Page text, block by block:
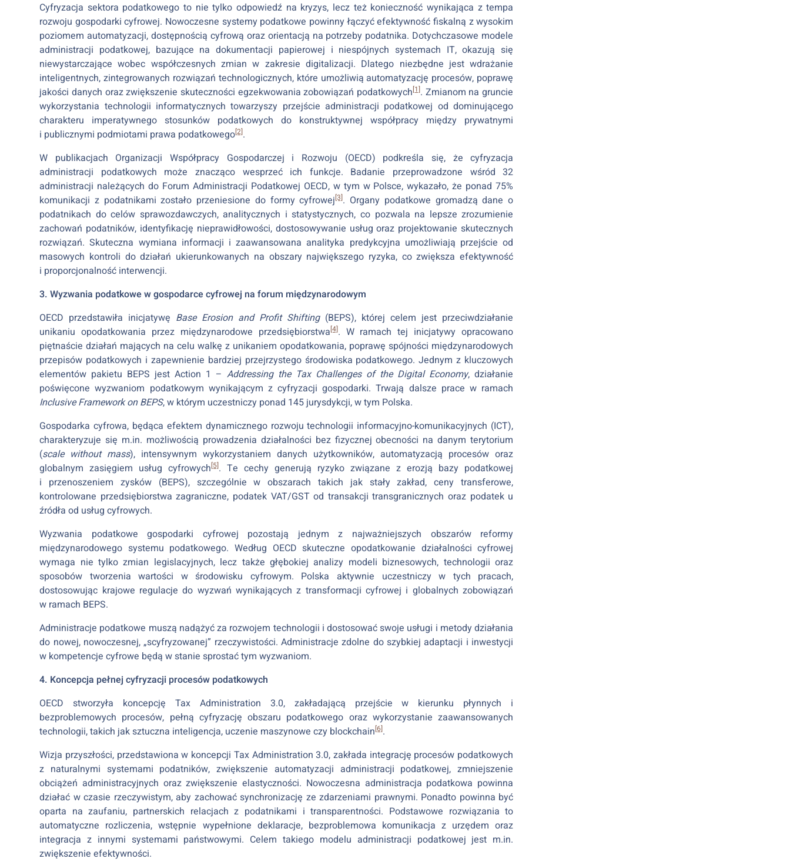
Cyfryzacja sektora podatkowego to nie tylko odpowiedź na kryzys, lecz też konieczność wynikająca z tempa
rozwoju gospodarki cyfrowej. Nowoczesne systemy podatkowe powinny łączyć efektywność fiskalną z wysokim
poziomem automatyzacji, dostępnością cyfrową oraz orientacją na potrzeby podatnika. Dotychczasowe modele
administracji podatkowej, bazujące na dokumentacji papierowej i niespójnych systemach IT, okazują się
niewystarczające wobec współczesnych zmian w zakresie digitalizacji. Dlatego niezbędne jest wdrażanie
inteligentnych, zintegrowanych rozwiązań technologicznych, które umożliwią automatyzację procesów, poprawę
jakości danych oraz zwiększenie skuteczności egzekwowania zobowiązań podatkowych[1]. Zmianom na gruncie
wykorzystania technologii informatycznych towarzyszy przejście administracji podatkowej od dominującego
charakteru imperatywnego stosunków podatkowych do konstruktywnej współpracy między prywatnymi
i publicznymi podmiotami prawa podatkowego[2].
W publikacjach Organizacji Współpracy Gospodarczej i Rozwoju (OECD) podkreśla się, że cyfryzacja
administracji podatkowych może znacząco wesprzeć ich funkcje. Badanie przeprowadzone wśród 32
administracji należących do Forum Administracji Podatkowej OECD, w tym w Polsce, wykazało, że ponad 75%
komunikacji z podatnikami zostało przeniesione do formy cyfrowej[3]. Organy podatkowe gromadzą dane o
podatnikach do celów sprawozdawczych, analitycznych i statystycznych, co pozwala na lepsze zrozumienie
zachowań podatników, identyfikację nieprawidłowości, dostosowywanie usług oraz projektowanie skutecznych
rozwiązań. Skuteczna wymiana informacji i zaawansowana analityka predykcyjna umożliwiają przejście od
masowych kontroli do działań ukierunkowanych na obszary największego ryzyka, co zwiększa efektywność
i proporcjonalność interwencji.
3. Wyzwania podatkowe w gospodarce cyfrowej na forum międzynarodowym
OECD przedstawiła inicjatywę Base Erosion and Profit Shifting(BEPS), której celem jest przeciwdziałanie
unikaniu opodatkowania przez międzynarodowe przedsiębiorstwa[4]. W ramach tej inicjatywy opracowano
piętnaście działań mających na celu walkę z unikaniem opodatkowania, poprawę spójności międzynarodowych
przepisów podatkowych i zapewnienie bardziej przejrzystego środowiska podatkowego. Jednym z kluczowych
elementów pakietu BEPS jest Action 1 –Addressing the Tax Challenges of the Digital Economy, działanie
poświęcone wyzwaniom podatkowym wynikającym z cyfryzacji gospodarki. Trwają dalsze prace w ramach
Inclusive Framework on BEPS, w którym uczestniczy ponad 145 jurysdykcji, w tym Polska.
Gospodarka cyfrowa, będąca efektem dynamicznego rozwoju technologii informacyjno-komunikacyjnych (ICT),
charakteryzuje się m.in. możliwością prowadzenia działalności bez fizycznej obecności na danym terytorium
(scale without mass), intensywnym wykorzystaniem danych użytkowników, automatyzacją procesów oraz
globalnym zasięgiem usług cyfrowych[5]. Te cechy generują ryzyko związane z erozją bazy podatkowej
i przenoszeniem zysków (BEPS), szczególnie w obszarach takich jak stały zakład, ceny transferowe,
kontrolowane przedsiębiorstwa zagraniczne, podatek VAT/GST od transakcji transgranicznych oraz podatek u
źródła od usług cyfrowych.
Wyzwania podatkowe gospodarki cyfrowej pozostają jednym z najważniejszych obszarów reformy
międzynarodowego systemu podatkowego. Według OECD skuteczne opodatkowanie działalności cyfrowej
wymaga nie tylko zmian legislacyjnych, lecz także głębokiej analizy modeli biznesowych, technologii oraz
sposobów tworzenia wartości w środowisku cyfrowym. Polska aktywnie uczestniczy w tych pracach,
dostosowując krajowe regulacje do wyzwań wynikających z transformacji cyfrowej i globalnych zobowiązań
w ramach BEPS.
Administracje podatkowe muszą nadążyć za rozwojem technologii i dostosować swoje usługi i metody działania
do nowej, nowoczesnej, „scyfryzowanej” rzeczywistości. Administracje zdolne do szybkiej adaptacji i inwestycji
w kompetencje cyfrowe będą w stanie sprostać tym wyzwaniom.
4. Koncepcja pełnej cyfryzacji procesów podatkowych
OECD stworzyła koncepcję Tax Administration 3.0, zakładającą przejście w kierunku płynnych i
bezproblemowych procesów, pełną cyfryzację obszaru podatkowego oraz wykorzystanie zaawansowanych
technologii, takich jak sztuczna inteligencja, uczenie maszynowe czy blockchain[6].
Wizja przyszłości, przedstawiona w koncepcji Tax Administration 3.0, zakłada integrację procesów podatkowych
z naturalnymi systemami podatników, zwiększenie automatyzacji administracji podatkowej, zmniejszenie
obciążeń administracyjnych oraz zwiększenie elastyczności. Nowoczesna administracja podatkowa powinna
działać w czasie rzeczywistym, aby zachować synchronizację ze zdarzeniami prawnymi. Ponadto powinna być
oparta na zaufaniu, partnerskich relacjach z podatnikami i transparentności. Podstawowe rozwiązania to
automatyczne rozliczenia, wstępnie wypełnione deklaracje, bezproblemowa komunikacja z urzędem oraz
integracja z innymi systemami państwowymi. Celem takiego modelu administracji podatkowej jest m.in.
zwiększenie efektywności.